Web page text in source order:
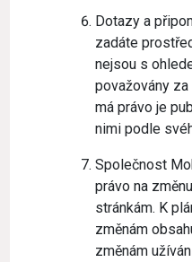
Dotazy a
zadáte
nejsou s
považovány
má právo je
nimi podle
Společnost
právo na
stránkám. K
změnám
změnám